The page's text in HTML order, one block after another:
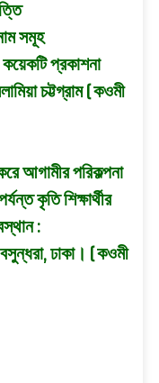
সমূহ
প্রকাশনা
চট্টগ্রাম ( কওমী
আগামীর পরিকল্পনা
কৃতি শিক্ষার্থীর
:
বসুন্ধরা, ঢাকা। ( কওমী